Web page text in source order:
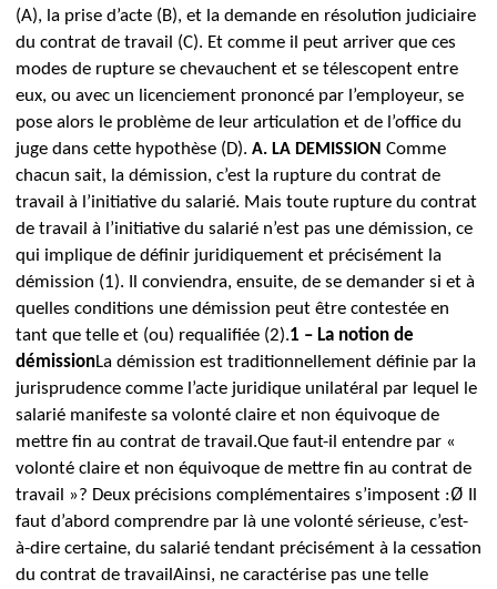
(A), la prise d’acte (B), et la demande en résolution judiciaire
du contrat de travail (C). Et comme il peut arriver que ces
modes de rupture se chevauchent et se télescopent entre
eux, ou avec un licenciement prononcé par l’employeur, se
pose alors le problème de leur articulation et de l’office du
juge dans cette hypothèse (D). A. LA DEMISSION Comme
chacun sait, la démission, c’est la rupture du contrat de
travail à l’initiative du salarié. Mais toute rupture du contrat
de travail à l’initiative du salarié n’est pas une démission, ce
qui implique de définir juridiquement et précisément la
démission (1).
Il conviendra, ensuite, de se demander si et à
quelles conditions une démission peut être contestée en
tant que telle et (ou) requalifiée (2).1 – La notion de
démissionLa démission est traditionnellement définie par la
jurisprudence comme l’acte juridique unilatéral par lequel le
salarié manifeste sa volonté claire et non équivoque de
mettre fin au contrat de travail.Que faut-il entendre par «
volonté claire et non équivoque de mettre fin au contrat de
travail »? Deux précisions complémentaires s’imposent :Ø
faut d’abord comprendre par là une volonté sérieuse, c’est-
à-dire certaine, du salarié tendant précisément à la cessation
du contrat de travail Ainsi, ne caractérise pas une telle